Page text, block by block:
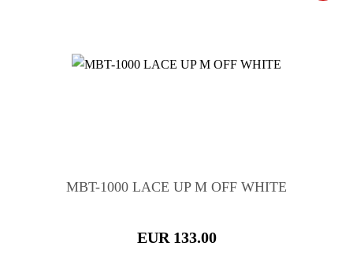
MBT-1000 LACE UP M OFF WHITE
EUR 133.00